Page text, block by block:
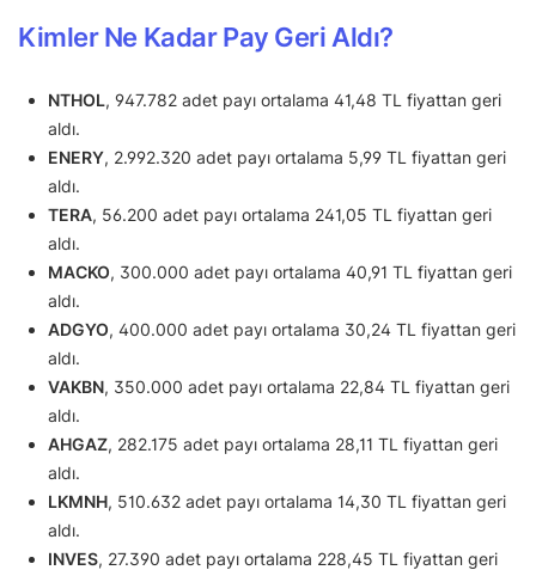
Kimler Ne Kadar Pay Geri Aldı?
NTHOL, 947.782 adet payı ortalama 41,48 TL fiyattan geri
aldı.
ENERY, 2.992.320 adet payı ortalama 5,99 TL fiyattan geri
aldı.
TERA, 56.200 adet payı ortalama 241,05 TL fiyattan geri
aldı.
MACKO, 300.000 adet payı ortalama 40,91 TL fiyattan geri
aldı.
ADGYO, 400.000 adet payı ortalama 30,24 TL fiyattan geri
aldı.
VAKBN, 350.000 adet payı ortalama 22,84 TL fiyattan geri
aldı.
AHGAZ, 282.175 adet payı ortalama 28,11 TL fiyattan geri
aldı.
LKMNH, 510.632 adet payı ortalama 14,30 TL fiyattan geri
aldı.
INVES, 27.390 adet payı ortalama 228,45 TL fiyattan geri